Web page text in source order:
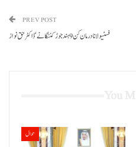
PREV POST
فسٹیولانا درمان کن 9 ہند جوڑ کننگانے‘ڈاکٹرحق نواز
حوال